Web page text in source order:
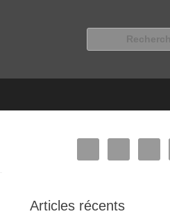
Articles récents